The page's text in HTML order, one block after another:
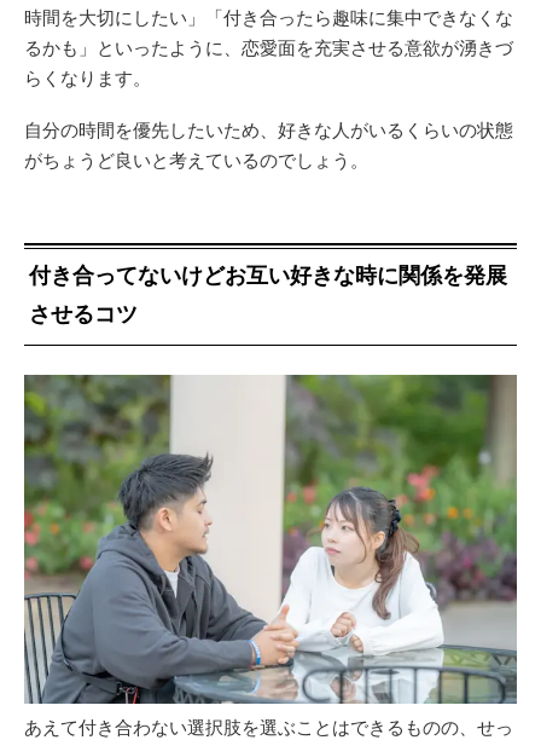
時間を大切にしたい」「付き合ったら趣味に集中できなくな
るかも」といったように、恋愛面を充実させる意欲が湧きづ
らくなります。
自分の時間を優先したいため、好きな人がいるくらいの状態
がちょうど良いと考えているのでしょう。
付き合ってないけどお互い好きな時に関係を発展
させるコツ
あえて付き合わない選択肢を選ぶことはできるものの、せっ